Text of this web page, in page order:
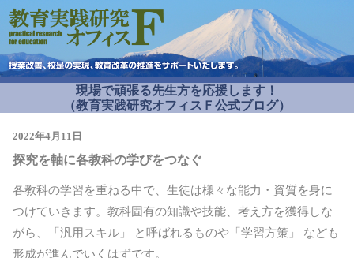
現場で頑張る先生方を応援します！
（教育実践研究オフィスＦ公式ブログ）
2022年4月11日
探究を軸に各教科の学びをつなぐ
各教科の学習を重ねる中で、生徒は様々な能力・資質を身に
つけていきます。教科固有の知識や技能、考え方を獲得しな
がら、「汎用スキル」 と呼ばれるものや「学習方策」 なども
形成が進んでいくはずです。